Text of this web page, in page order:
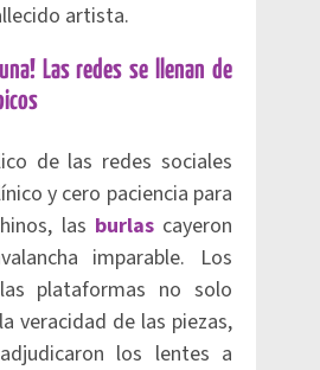
artista.
Las redes se llenan de
de las redes sociales
y cero paciencia para
las burlascayeron
imparable. Los
plataformas no solo
veracidad de las piezas,
los lentes a